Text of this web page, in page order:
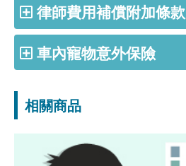
律師費用補償附加條款
車內寵物意外保險
相關商品